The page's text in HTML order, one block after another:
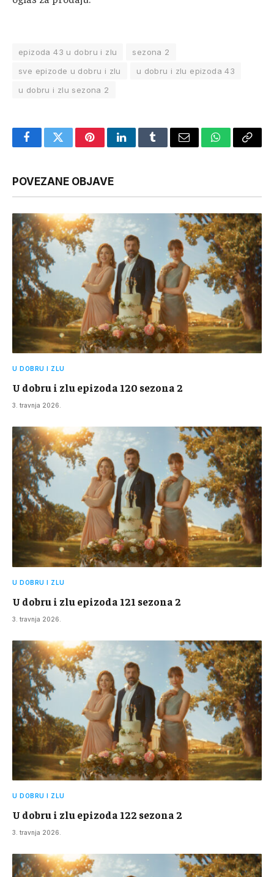
epizoda 43 u dobru i zlu
sezona 2
sve epizode u dobru i zlu
u dobru i zlu epizoda 43
u dobru i zlu sezona 2
FacebookTwitterPinterestLinkedInTumblrEmail WhatsApp
Copy
POVEZANE OBJAVE
U DOBRU I ZLU
U dobru i zlu epizoda 120 sezona 2
3. travnja 2026.
U DOBRU I ZLU
U dobru i zlu epizoda 121 sezona 2
3. travnja 2026.
U DOBRU I ZLU
U dobru i zlu epizoda 122 sezona 2
3. travnja 2026.